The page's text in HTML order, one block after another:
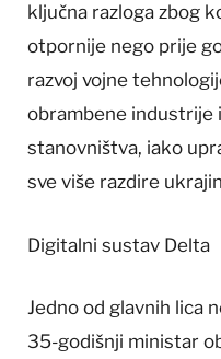
ključna razloga zbog
otpornije nego prije
razvoj vojne
obrambene industrije
stanovništva, iako
sve više razdire
Digitalni sustav Delta
Jedno od glavnih lica
35-godišnji ministar